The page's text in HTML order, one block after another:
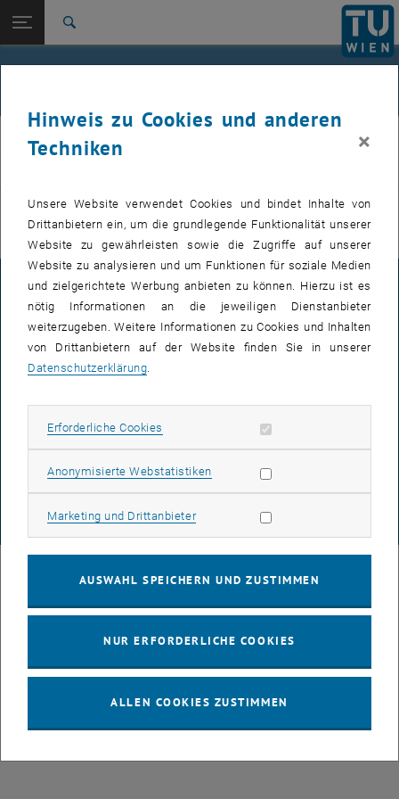
TU Login
Studium
International
Zur 1. Menü Ebene
E311-Institut für Fertigungstechnik und Photonische
Technologien
und Photonische Technologien
Veranstaltungen
IFT
Es gibt keine Veranstaltungen in der aktuellen Ansicht.
© TU Wien
IMPRESSUM
BARRIEREFREIHEITSERKLÄRUNG
COOKIEEINSTELLUNGEN
Hinweis zu Cookies und anderen
Techniken
×
Unsere Website verwendet Cookies und bindet Inhalte von
Drittanbietern ein, um die grundlegende Funktionalität unserer
Website zu gewährleisten sowie die Zugriffe auf unserer
Website zu analysieren und um Funktionen für soziale Medien
und zielgerichtete Werbung anbieten zu können. Hierzu ist es
nötig Informationen an die jeweiligen Dienstanbieter
weiterzugeben. Weitere Informationen zu Cookies und Inhalten
von Drittanbietern auf der Website finden Sie in unserer
Datenschutzerklärung.
Erforderliche Cookies Erforderliche Cookies zulassen
Anonymisierte WebstatistikenStatistik Cookies zulassen
Marketing und DrittanbieterMarketing Cookies zulassen
AUSWAHL SPEICHERN UND ZUSTIMMEN
NUR ERFORDERLICHE COOKIES
ALLEN COOKIES ZUSTIMMEN